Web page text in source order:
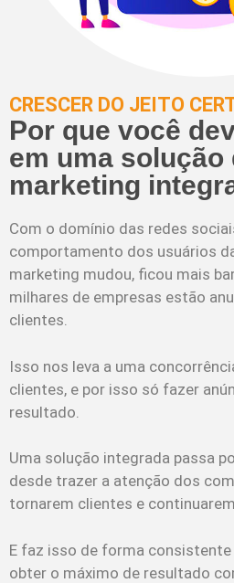
CRESCER DO JEITO
Por que você
em uma solução
marketing
Com o domínio das redes
comportamento dos usuários
marketing mudou, ficou mais
milhares de empresas estão
clientes.
Isso nos leva a uma
clientes, e por isso só fazer
resultado.
Uma solução integrada passa
desde trazer a atenção dos
tornarem clientes e
E faz isso de forma
obter o máximo de resultado